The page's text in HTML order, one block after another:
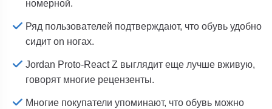
номерной.
Ряд пользователей подтверждают, что обувь удобно
сидит on ногах.
Jordan Proto-React Z выглядит еще лучше вживую,
говорят многие рецензенты.
Многие покупатели упоминают, что обувь можно